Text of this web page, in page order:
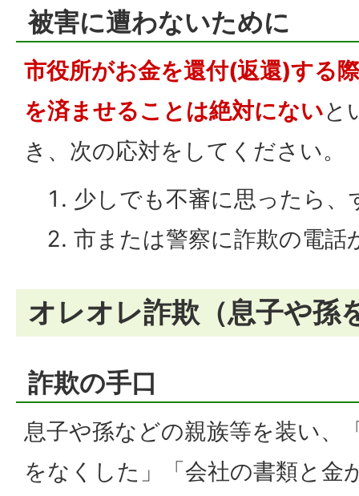
被害に遭わないために
市役所がお金を還付(返還)する
を済ませることは絶対にないと
き、次の応対をしてください。
少しでも不審に思ったら、
市または警察に詐欺の電話
オレオレ詐欺（息子や孫
詐欺の手口
息子や孫などの親族等を装い、
をなくした」「会社の書類と金